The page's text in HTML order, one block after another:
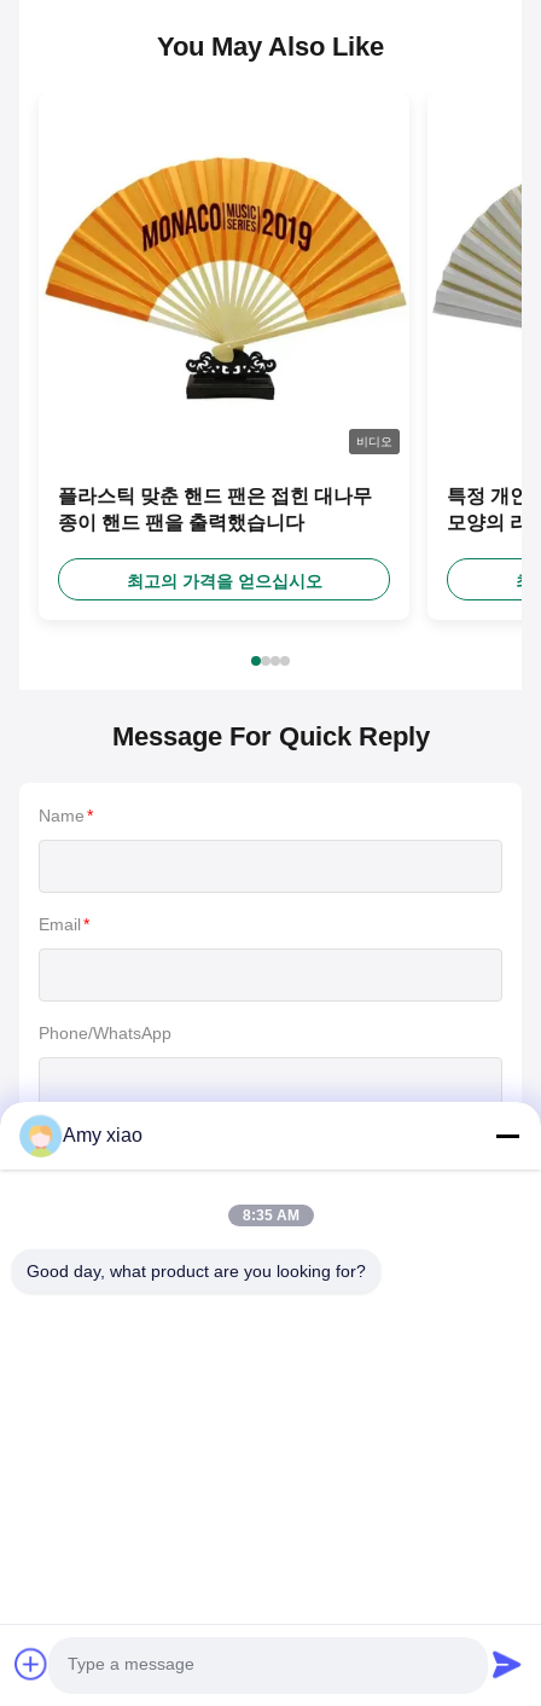
You May Also Like
비디오
플라스틱 맞춘 핸드 팬은 접힌 대나무
종이 핸드 팬을 출력했습니다
최고의 가격을 얻으십시오
특정 개인
모양의 리
최
Message For Quick Reply
Name*
Email*
Phone/WhatsApp
메시지*
대나무/목재/용지 및 생분해 가능한 식탁용품 한 단점 솔루션!
Amy xiao
8:35 AM
Good day, what product are you looking for?